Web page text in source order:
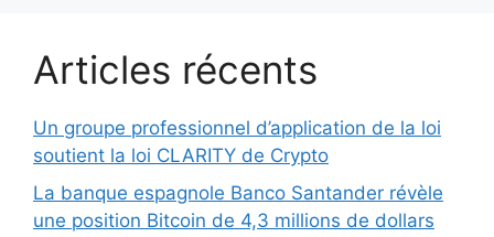
Articles récents
Un groupe professionnel d’application de la loi
soutient la loi CLARITY de Crypto
La banque espagnole Banco Santander révèle
une position Bitcoin de 4,3 millions de dollars